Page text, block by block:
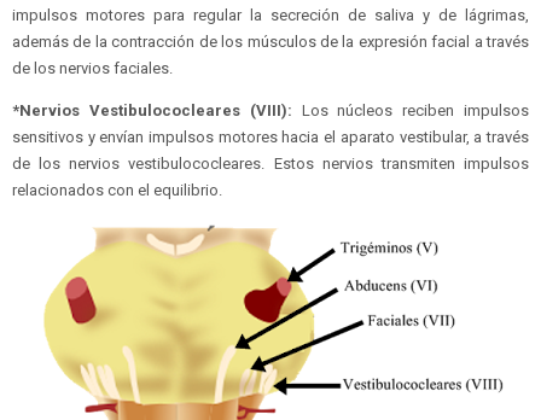
impulsos motores para regular la secreción de saliva y de lágrimas,
además de la contracción de los músculos de la expresión facial a través
de los nervios faciales.
*Nervios Vestibulococleares (VIII): Los núcleos reciben impulsos
sensitivos y envían impulsos motores hacia el aparato vestibular, a través
de los nervios vestibulococleares. Estos nervios transmiten impulsos
relacionados con el equilibrio.